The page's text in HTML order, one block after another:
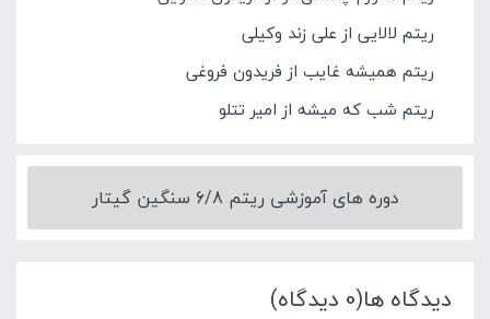
ریتم لالایی از علی زند وکیلی
ریتم همیشه غایب از فریدون فروغی
ریتم شب که میشه از امیر تتلو
دوره های آموزشی ریتم 6/8 سنگین گیتار
دیدگاه ها(0 دیدگاه)